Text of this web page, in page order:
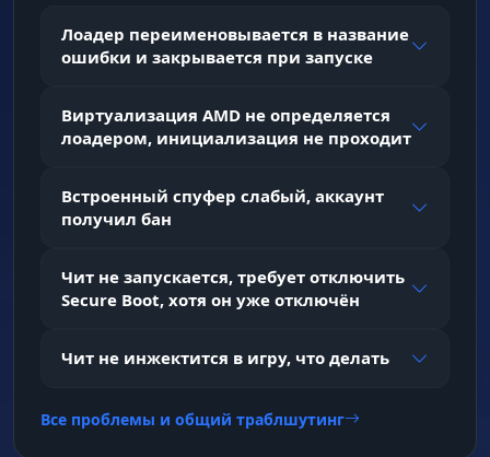
Box Styles (2D/3D)
(3D) боксы для лучшего восприятия
пространства.
Visible Check Colors
выходят из-за укрытия. Реакция на
изменение цвета — выстрел.
Skeleton & Head Point
помогут мгновенно навестись на фатальную
Лоадер переименовывается в название
ошибки и закрывается при запуске
Виртуализация AMD не определяется
лоадером, инициализация не проходит
Встроенный спуфер слабый, аккаунт
получил бан
Чит не запускается, требует отключить
Secure Boot, хотя он уже отключён
Чит не инжектится в игру, что делать
Все проблемы и общий траблшутинг